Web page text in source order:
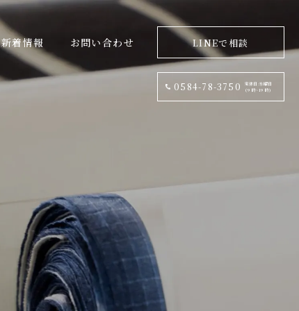
新着情報 お問い合わせ LINEで相談
0584-78-3750
定休日:水曜日
(9 時~19 時)